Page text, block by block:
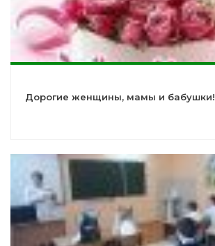
Дорогие женщины, мамы и бабушки!